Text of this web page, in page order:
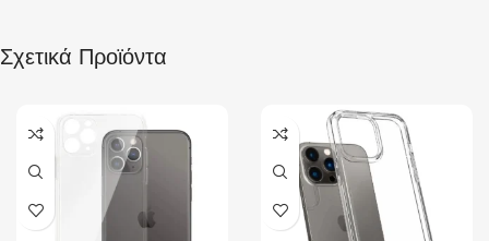
Σχετικά Προϊόντα